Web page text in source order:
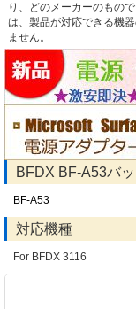
り、どのメーカーのもの
は、製品が対応できる機
ません。
BFDX BF-A53バ
BF-A53
対応機種
For BFDX 3116